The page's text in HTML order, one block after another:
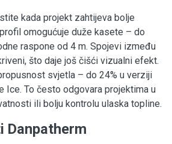
kada projekt zahtijeva bolje
omogućuje duže kasete – do
raspone od 4 m. Spojevi između
što daje još čišći vizualni efekt.
svjetla – do 24% u verziji
Ice. To često odgovara projektima u
ili bolju kontrolu ulaska topline.
Danpatherm